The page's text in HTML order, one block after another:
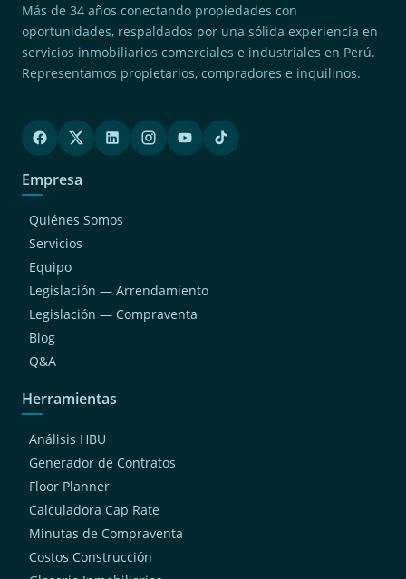
Más de 34 años conectando propiedades con
oportunidades, respaldados por una sólida experiencia en
servicios inmobiliarios comerciales e industriales en Perú.
Representamos propietarios, compradores e inquilinos.
Empresa
Quiénes Somos
Servicios
Equipo
Legislación — Arrendamiento
Legislación — Compraventa
Blog
Q&A
Herramientas
Análisis HBU
Generador de Contratos
Floor Planner
Calculadora Cap Rate
Minutas de Compraventa
Costos Construcción